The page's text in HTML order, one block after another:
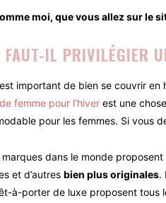
moi, que vous allez sur le
IL PRIVILÉGIER
important de bien se couvrir
femme pour l’hiver est une
pour les femmes. Si vous
marques dans le monde
et d’autres bien plus originales.
à-porter de luxe proposent tous